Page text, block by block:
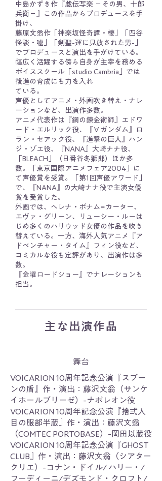
中島かずき作『戯伝写楽 －その男、十郎
兵衛−』この作品からプロデュースを手
掛け、
藤原文翁作「神楽坂怪奇譚・棲」「四谷
怪談・嘘」「剣聖-運に見放された男-」
でプロデュースと演出を手がけている。
幅広く活躍する傍ら自身が主宰を務める
ボイススクール「studio Cambria」では
後進の育成にも力を入れ
ている。
声優としてアニメ・外画吹き替え・ナレ
ーションなど、出演作多数。
アニメ代表作は『鋼の錬金術師』エドワ
ード・エルリック役、『∀ガンダム』ロ
ラン・セアック役、『進撃の巨人』ハン
ジ・ゾエ役、『NANA』大崎ナナ役、
「BLEACH」（日番谷冬獅郎）ほか多
数。「東京国際アニメフェア2004」に
て声優賞を受賞。「第1回声優アワード」
で、『NANA』の大崎ナナ役で主演女優
賞を受賞した。
外画では、ヘレナ・ボナム=カーター、
エヴァ・グリーン、リューシー・ルーは
じめ多くのハリウッド女優の作品を吹き
替えている。一方、海外人気アニメ『ア
ドベンチャー・タイム』フィン役など、
コミカルな役も定評があり、出演作は多
数。
『金曜ロードショー』でナレーションも
担当。
主な出演作品
​舞台
VOICARION 10周年記念公演『スプー
ンの盾』作・演出：藤沢文翁（サンケ
イホールブリーゼ）-ナポレオン役
VOICARION 10周年記念公演『捨弍人
目の服部半蔵』作・演出：藤沢文翁
（COMTEC PORTOBASE）-岡田以蔵役
VOICARION 10周年記念公演『GHOST
CLUB』作・演出：藤沢文翁（シアター
クリエ）-コナン・ドイル/ ハリー・/
フーディーニ/デズモンド・クロフト/